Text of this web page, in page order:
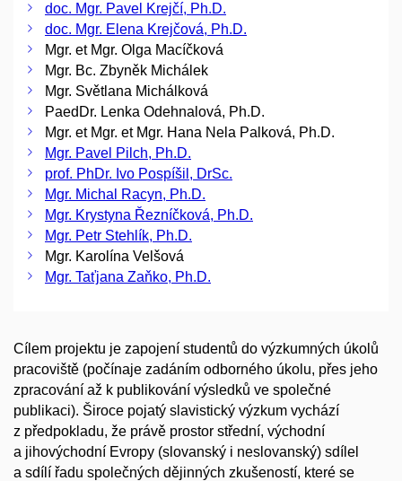
doc. Mgr. Pavel Krejčí, Ph.D.
doc. Mgr. Elena Krejčová, Ph.D.
Mgr. et Mgr. Olga Macíčková
Mgr. Bc. Zbyněk Michálek
Mgr. Světlana Michálková
PaedDr. Lenka Odehnalová, Ph.D.
Mgr. et Mgr. et Mgr. Hana Nela Palková, Ph.D.
Mgr. Pavel Pilch, Ph.D.
prof. PhDr. Ivo Pospíšil, DrSc.
Mgr. Michal Racyn, Ph.D.
Mgr. Krystyna Řezníčková, Ph.D.
Mgr. Petr Stehlík, Ph.D.
Mgr. Karolína Velšová
Mgr. Taťjana Zaňko, Ph.D.
Cílem projektu je zapojení studentů do výzkumných úkolů
pracoviště (počínaje zadáním odborného úkolu, přes jeho
zpracování až k publikování výsledků ve společné
publikaci). Široce pojatý slavistický výzkum vychází
z předpokladu, že právě prostor střední, východní
a jihovýchodní Evropy (slovanský i neslovanský) sdílel
a sdílí řadu společných dějinných zkušeností, které se